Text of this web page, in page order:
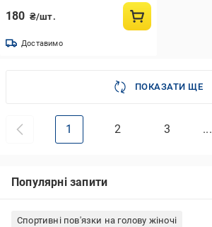
180 ₴/шт.
Доставимо
ПОКАЗАТИ ЩЕ
1 2 3 ...
Популярні запити
Спортивні пов'язки на голову жіночі